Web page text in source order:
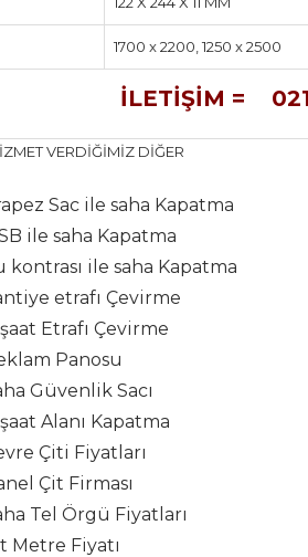
1700 x 2200, 1250 x 2500
İLETİŞİM =
VERDİĞİMİZ DİĞER
Sac ile saha Kapatma
ile saha Kapatma
kontrası ile saha Kapatma
etrafı Çevirme
Etrafı Çevirme
Panosu
Güvenlik Sacı
Alanı Kapatma
Çiti Fiyatları
Çit Firması
Tel Örgü Fiyatları
Metre Fiyatı